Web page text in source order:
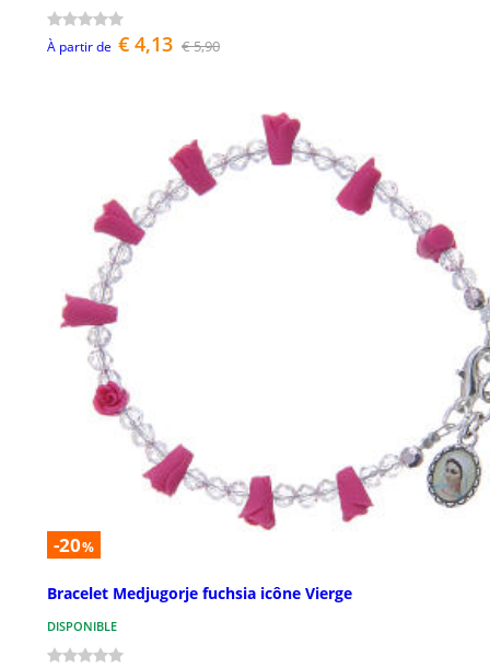
À partir de € 4,13 € 5,90
-20%
Bracelet Medjugorje fuchsia icône Vierge
DISPONIBLE